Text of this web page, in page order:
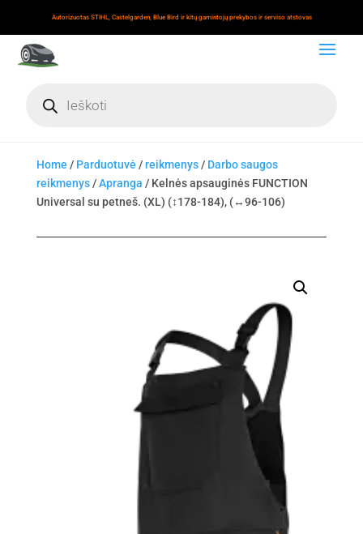
Autorizuotas STIHL, Castelgarden, Blue Bird ir kitų gamintojų prekybos ir serviso atstovas
search
Home / Parduotuvė /reikmenys/ Darbo saugos
reikmenys/Apranga / Kelnės apsauginės FUNCTION
Universal su petneš. (XL) (↕178-184), (↔96-106)